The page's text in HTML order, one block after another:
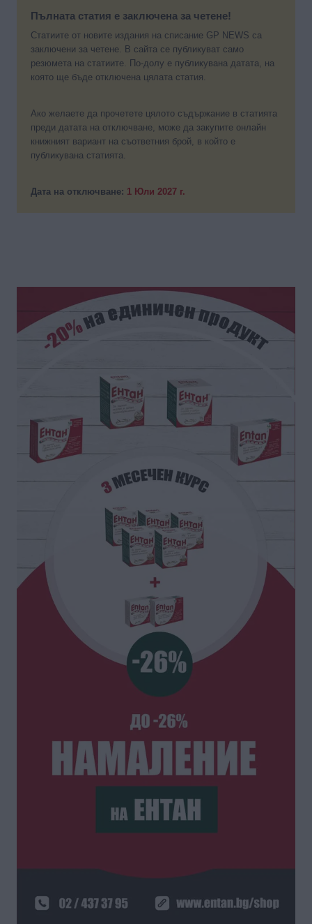
Пълната статия е заключена за четене!
Статиите от новите издания на списание GP NEWS са
заключени за четене. В сайта се публикуват само
резюмета на статиите. По-долу е публикувана датата, на
която ще бъде отключена цялата статия.
Ако желаете да прочетете цялото съдържание в статията
преди датата на отключване, може да закупите онлайн
книжният вариант на съответния брой, в който е
публикувана статията.
Дата на отключване: 1 Юли 2027 г.